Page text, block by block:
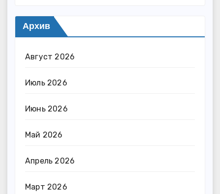
Архив
Август 2026
Июль 2026
Июнь 2026
Май 2026
Апрель 2026
Март 2026